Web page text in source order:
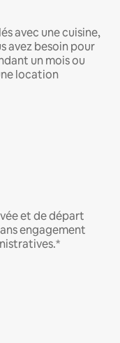
avec une cuisine,
avez besoin pour
un mois ou
location
et de départ
engagement